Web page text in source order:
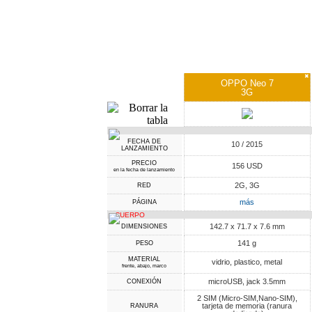
✖
OPPO Neo 7
3G
FECHA DE
LANZAMIENTO
10 / 2015
PRECIO
en la fecha de lanzamiento 156 USD
RED 2G, 3G
PÁGINA más
CUERPO
DIMENSIONES 142.7 x 71.7 x 7.6 mm
PESO 141 g
MATERIAL
frente, abajo, marco vidrio, plastico, metal
CONEXIÓN microUSB, jack 3.5mm
RANURA
2 SIM (Micro-SIM,Nano-SIM),
tarjeta de memoria (ranura